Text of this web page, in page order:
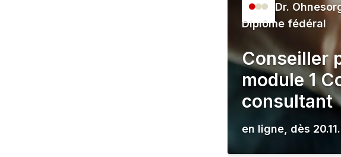
Dr.
Diplôme fédéral
Conseiller
module 1
consultant
en ligne, dès